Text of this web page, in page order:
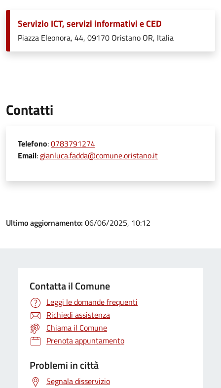
Servizio ICT, servizi informativi e CED
Piazza Eleonora, 44, 09170 Oristano OR, Italia
Contatti
Telefono:0783791274
Email: gianluca.fadda@comune.oristano.it
Ultimo aggiornamento: 06/06/2025, 10:12
Contatta il Comune
Leggi le domande frequenti
Richiedi assistenza
Chiama il Comune
Prenota appuntamento
Problemi in città
Segnala disservizio